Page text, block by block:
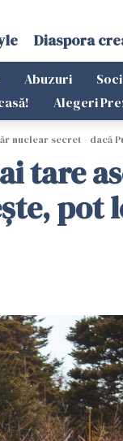
Diaspora
Abuzuri
Alegeri
nuclear secret - dacă
tare
pot